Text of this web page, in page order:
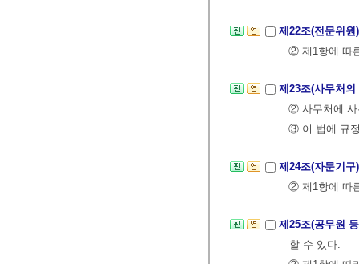
제22조(전문위
② 제1항에 따
제23조(사무처
② 사무처에 사
③ 이 법에 규
제24조(자문기
② 제1항에 따
제25조(공무원
할 수 있다.